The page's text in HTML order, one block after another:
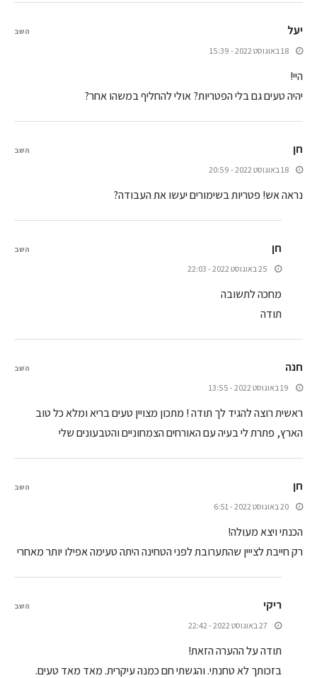
יעל
18 באוגוסט 2022 - 15:39
היי!
יהיה טעים גם בלי הפטריות? אולי להחליף במשהו אחר?
השב
חן
18 באוגוסט 2022 - 20:59
נראה אש! פטריות בשימורים יעשו את העבודה?
השב
חן
25 באוגוסט 2022 - 22:03
מחכה לתשובה
תודה
השב
חנה
19 באוגוסט 2022 - 13:55
ראשית רוצה להגיד לך תודה ! מתכון מצויין טעים בריא ומלא כל טוב
הארץ, פתרת לי בעיה עם האורחים הצמחוניים והטבעונים שלי
השב
חן
20 באוגוסט 2022 - 6:51
הכנתי ויצא מעולה!
רק חייבת לצייין שהתערובת לפני הטחינה היתה טעימה אפילו יותר מאחרי
השב
ריקי
27 באוגוסט 2022 - 22:42
תודה על ההערה הזאת!
בזכותך לא טחנתי. והגשתי חם כמנה עיקרית. מאד מאד טעים.
השב